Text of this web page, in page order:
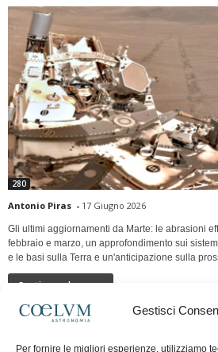
Gestisci
Per fornire le migliori esperienze, utilizziamo
280
Antonio Piras - 17 Giugno 2026
Gli ultimi aggiornamenti da Marte: le abrasioni
febbraio e marzo, un approfondimento sui
e le basi sulla Terra e un'anticipazione sulla
Continua a leggere